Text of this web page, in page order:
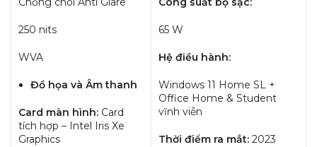
250 nits
WVA
Đồ họa và Âm thanh
Card màn hình: Card
tích hợp – Intel Iris Xe
Graphics
65 W
Hệ điều hành:
Windows 11 Home SL +
Office Home & Student
vĩnh viễn
Thời điểm ra mắt: 2023